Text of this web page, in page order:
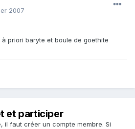
2007
priori baryte et boule de goethite
et participer
il faut créer un compte membre. Si